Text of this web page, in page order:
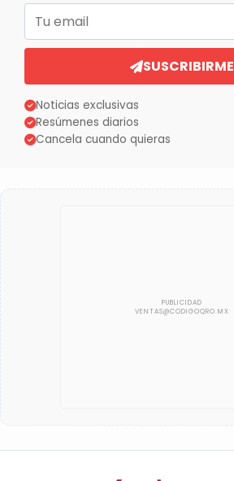
SUSCRIBIRME
Noticias exclusivas
Resúmenes diarios
Cancela cuando quieras